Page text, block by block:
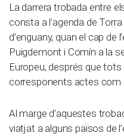
La darrera trobada entre
consta a l’agenda de
d’enguany, quan el cap de
Puigdemont i Comín a la
Europeu, després que
corresponents actes com
Al marge d’aquestes
viatjat a alguns països de